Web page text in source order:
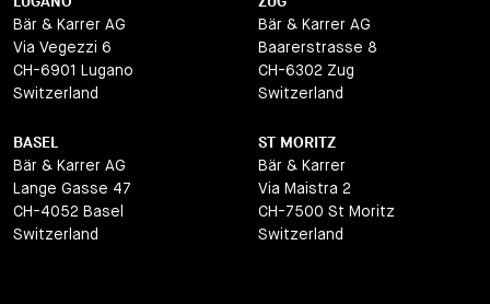
Bär & Karrer AG
Via Vegezzi 6
CH-6901 Lugano
Switzerland
Bär & Karrer AG
Baarerstrasse 8
CH-6302 Zug
Switzerland
BASEL
Bär & Karrer AG
Lange Gasse 47
CH-4052 Basel
Switzerland
ST MORITZ
Bär & Karrer
Via Maistra 2
CH-7500 St Moritz
Switzerland